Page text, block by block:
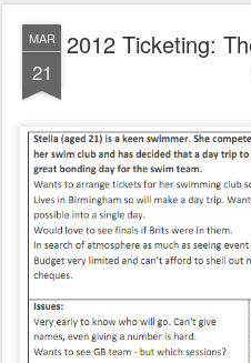
MAR
21
2012 Ticketing: